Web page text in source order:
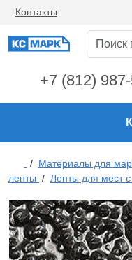
Контакты
+7 (812)
/ Материалы для
ленты / Ленты для мест